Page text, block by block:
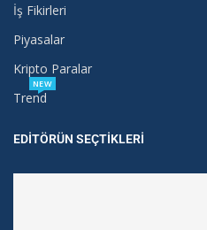
İş Fikirleri
Piyasalar
Kripto Paralar
Trend
NEW
EDITÖRÜN SEÇTIKLERI